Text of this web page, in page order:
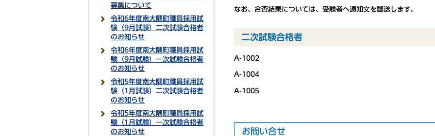
募集について
令和6年度南大隅町職員採用試
験（9月試験）二次試験合格者
のお知らせ
令和6年度南大隅町職員採用試
験（9月試験）一次試験合格者
のお知らせ
令和5年度南大隅町職員採用試
験（1月試験）二次試験合格者
のお知らせ
令和5年度南大隅町職員採用試
験（1月試験）一次試験合格者
のお知らせ
なお、合否結果については、受験者へ通知文を郵送します。
二次試験合格者
A-1002
A-1004
A-1005
お問い合せ